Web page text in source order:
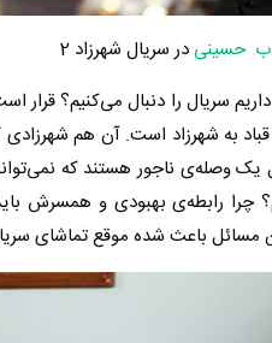
حسینی در سریال شهرزاد 2
سریال را دنبال می‌کنیم؟
به شهرزاد است. آن هم
یک وصله‌ی ناجور هستند که
چرا رابطه‌ی بهبودی و همسرش
باعث شده موقع تماشای